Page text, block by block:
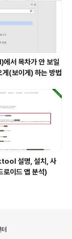
서 목차가 안 보일
게(보이게) 하는 방법
설명, 설치, 사
로이드 앱 분석)